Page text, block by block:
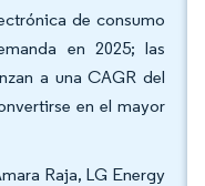
de consumo
en 2025; las
a una CAGR del
en el mayor
Raja, LG Energy